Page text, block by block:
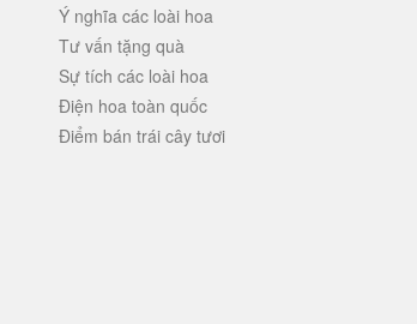
Ý nghĩa các loài hoa
Tư vấn tặng quà
Sự tích các loài hoa
Điện hoa toàn quốc
Điểm bán trái cây tươi